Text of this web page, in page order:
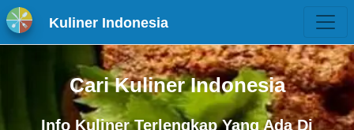
Kuliner Indonesia
Cari Kuliner Indonesia
Info Kuliner Terlengkap Yang Ada Di